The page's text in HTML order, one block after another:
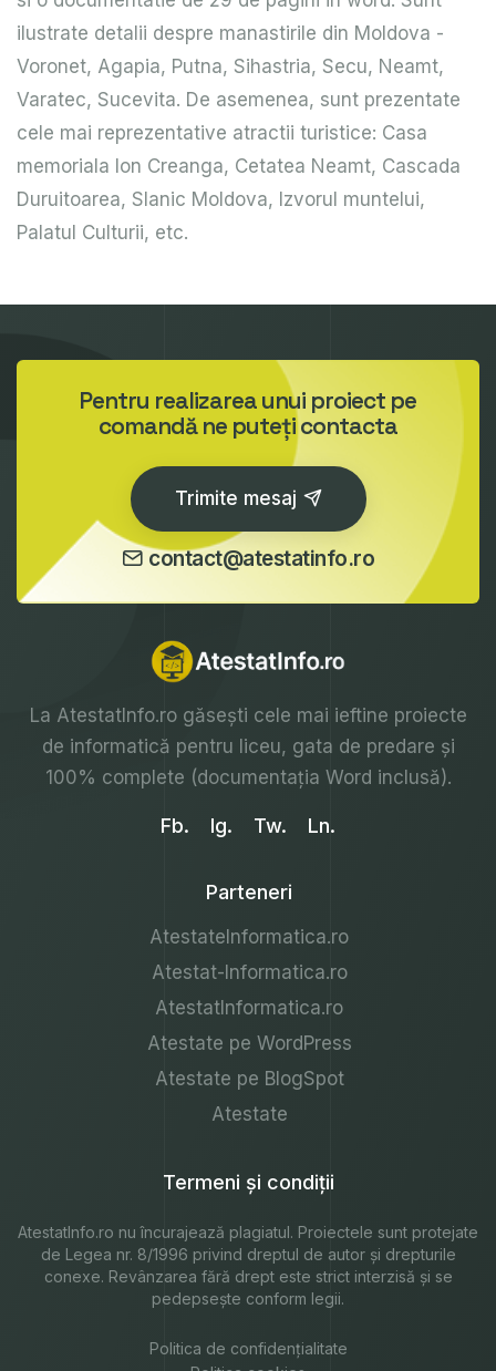
ilustrate detalii despre manastirile din Moldova -
Voronet, Agapia, Putna, Sihastria, Secu, Neamt,
Varatec, Sucevita. De asemenea, sunt prezentate
cele mai reprezentative atractii turistice: Casa
memoriala Ion Creanga, Cetatea Neamt, Cascada
Duruitoarea, Slanic Moldova, Izvorul muntelui,
Palatul Culturii, etc.
Pentru realizarea unui proiect pe
comandă ne puteți contacta
Trimite mesaj
contact@atestatinfo.ro
La AtestatInfo.rogăsești cele mai ieftine proiecte
de informatică pentru liceu, gata de predare și
100% complete (documentația Word inclusă).
Fb. Ig. Tw. Ln.
Parteneri
AtestateInformatica.ro
Atestat-Informatica.ro
AtestatInformatica.ro
Atestate pe WordPress
Atestate pe BlogSpot
Atestate
Termeni și condiții
AtestatInfo.ro nu încurajează plagiatul. Proiectele sunt protejate
de Legea nr. 8/1996 privind dreptul de autor și drepturile
conexe. Revânzarea fără drept este strict interzisă și se
pedepsește conform legii.
Politica de confidențialitate